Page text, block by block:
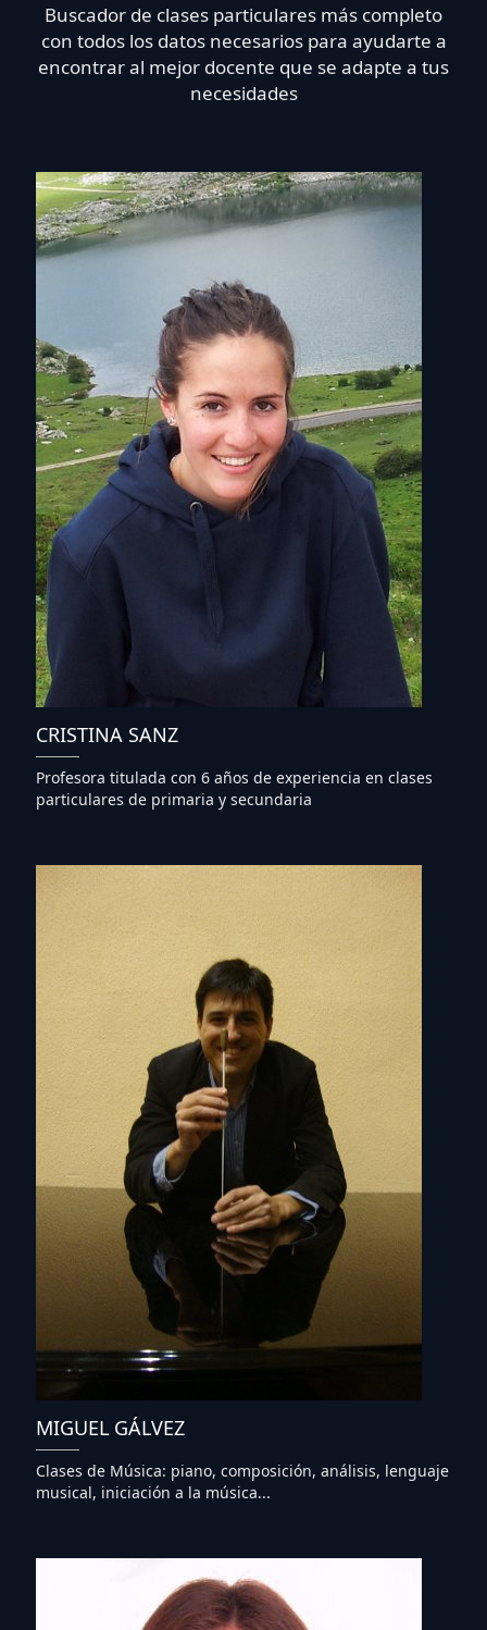
Buscador de clases particulares más completo
con todos los datos necesarios para ayudarte a
encontrar al mejor docente que se adapte a tus
necesidades
CRISTINA SANZ
Profesora titulada con 6 años de experiencia en clases
particulares de primaria y secundaria
MIGUEL GÁLVEZ
Clases de Música: piano, composición, análisis, lenguaje
musical, iniciación a la música...